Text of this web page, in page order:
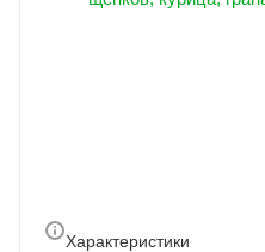
Характеристики